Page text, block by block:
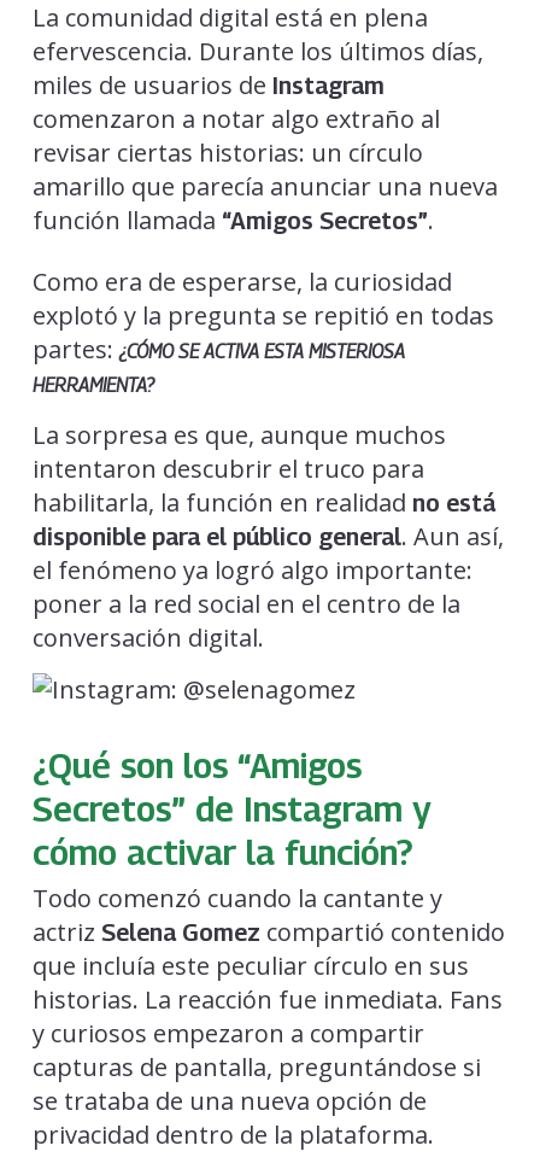
La comunidad digital está en plena
efervescencia. Durante los últimos días,
miles de usuarios de Instagram
comenzaron a notar algo extraño al
revisar ciertas historias: un círculo
amarillo que parecía anunciar una nueva
función llamada “Amigos Secretos”.
Como era de esperarse, la curiosidad
explotó y la pregunta se repitió en todas
partes:¿CÓMO SE ACTIVA ESTA MISTERIOSA
HERRAMIENTA?
La sorpresa es que, aunque muchos
intentaron descubrir el truco para
habilitarla, la función en realidad no está
disponible para el público general. Aun así,
el fenómeno ya logró algo importante:
poner a la red social en el centro de la
conversación digital.
¿Qué son los “Amigos
Secretos” de Instagram y
cómo activar la función?
Todo comenzó cuando la cantante y
actriz Selena Gomez compartió contenido
que incluía este peculiar círculo en sus
historias. La reacción fue inmediata. Fans
y curiosos empezaron a compartir
capturas de pantalla, preguntándose si
se trataba de una nueva opción de
privacidad dentro de la plataforma.